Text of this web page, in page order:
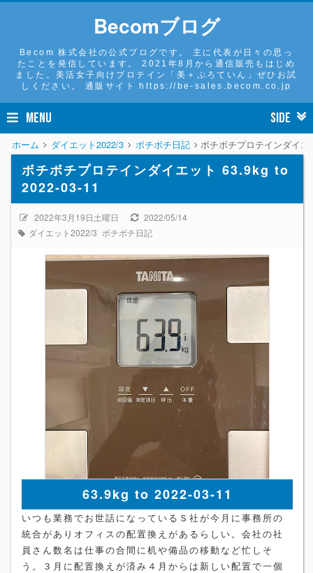
Becomブログ
Becom 株式会社の公式ブログです。 主に代表が日々の思っ
たことを発信しています。 2021年8月から通信販売もはじめ
ました。美活女子向けプロテイン「美＋ぷろていん」ぜひお試
しください。 通販サイト https://be-sales.becom.co.jp
MENU SIDE
ホーム ダイエット2022/3 ボチボチ日記 ボチボチプロテインダイ
ボチボチプロテインダイエット 63.9kg to
2022-03-11
2022年3月19日土曜日
2022/05/14
ダイエット2022/3 ボチボチ日記
63.9kg to 2022-03-11
いつも業務でお世話になっているＳ社が今月に事務所の
統合がありオフィスの配置換えがあるらしい。会社の社
員さん数名は仕事の合間に机や備品の移動など忙しそ
う。３月に配置換えが済み４月からは新しい配置で一個